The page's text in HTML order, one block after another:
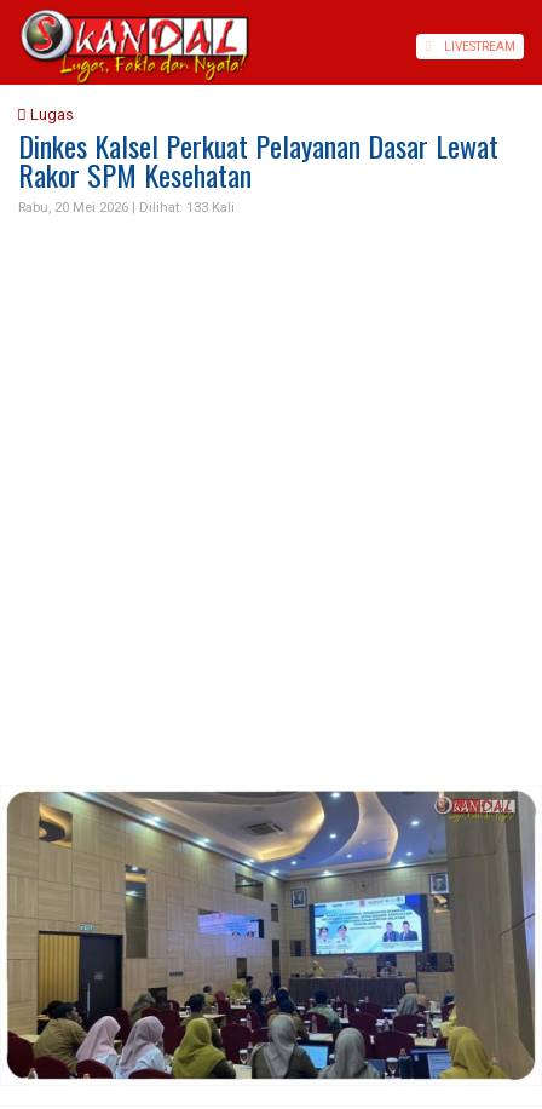
LIVESTREAM
Lugas
Dinkes Kalsel Perkuat Pelayanan Dasar Lewat
Rakor SPM Kesehatan
Rabu, 20 Mei 2026 | Dilihat: 133 Kali